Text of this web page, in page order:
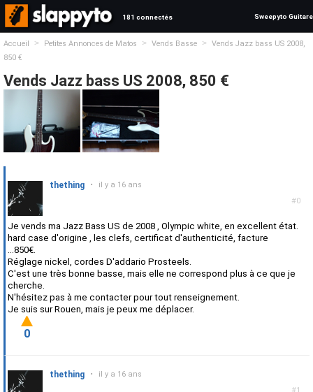
181 connectés Sweepyto Guitare
Accueil > Petites Annonces de Matos > Vends Basse >
Vends Jazz bass US 2008,
850 €
Vends Jazz bass US 2008, 850 €
#0
thething • il y a 16 ans
Je vends ma Jazz Bass US de 2008 , Olympic white, en excellent état.
hard case d'origine , les clefs, certificat d'authenticité, facture
...850€.
Réglage nickel, cordes D'addario Prosteels.
C'est une très bonne basse, mais elle ne correspond plus à ce que je
cherche.
N'hésitez pas à me contacter pour tout renseignement.
Je suis sur Rouen, mais je peux me déplacer.
0
thething • il y a 16 ans